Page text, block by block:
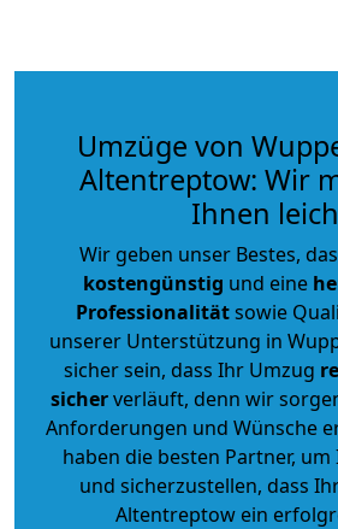
Umzüge von
Altentreptow: Wir
Ihnen
Wir geben unser Bestes,
kostengünstig und eine
Professionalitätsowie
unserer Unterstützung in
sicher sein, dass Ihr Umzug
sicherverläuft, denn wir
Anforderungen und Wünsche
haben die besten Partner,
und sicherzustellen, dass
Altentreptow ein